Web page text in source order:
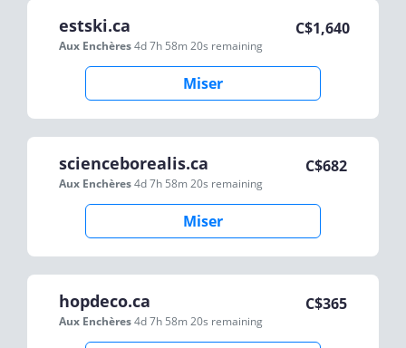
estski.ca
Aux Enchères4d 7h 58m 20s remaining
C$1,640
Miser
scienceborealis.ca
Aux Enchères4d 7h 58m 20s remaining
C$682
Miser
hopdeco.ca
Aux Enchères4d 7h 58m 20s remaining
C$365